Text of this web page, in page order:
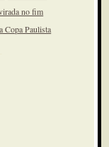
no fim
Copa Paulista